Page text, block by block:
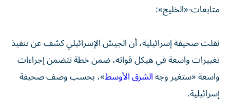
متابعات-«الخليج»:
نقلت صحيفة إسرائيلية، أن الجيش الإسرائيلي كشف عن تنفيذ
تغييرات واسعة في هيكل قواته، ضمن خطة تتضمن إجراءات
واسعة «ستغير وجهالشرق الأوسط»، بحسب وصف صحيفة
إسرائيلية.